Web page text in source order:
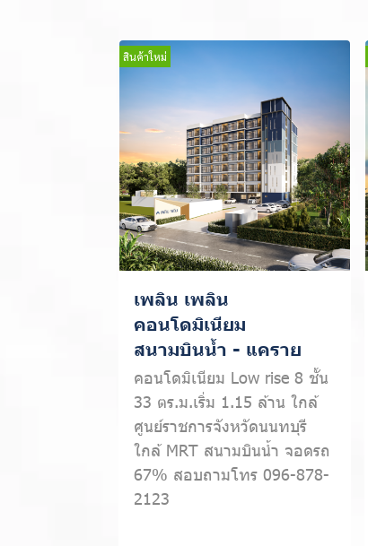
สินค้าใหม่
เพลิน เพลิน
คอนโดมิเนียม
สนามบินน้ำ - แคราย
คอนโดมิเนียม Low rise 8 ชั้น
33 ตร.ม.เริ่ม 1.15 ล้าน ใกล้
ศูนย์ราชการจังหวัดนนทบุรี
ใกล้ MRT สนามบินน้ำ จอดรถ
67% สอบถามโทร 096-878-
2123